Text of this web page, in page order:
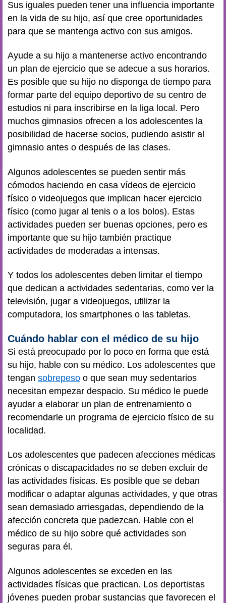
Sus iguales pueden tener una influencia importante
en la vida de su hijo, así que cree oportunidades
para que se mantenga activo con sus amigos.
Ayude a su hijo a mantenerse activo encontrando
un plan de ejercicio que se adecue a sus horarios.
Es posible que su hijo no disponga de tiempo para
formar parte del equipo deportivo de su centro de
estudios ni para inscribirse en la liga local. Pero
muchos gimnasios ofrecen a los adolescentes la
posibilidad de hacerse socios, pudiendo asistir al
gimnasio antes o después de las clases.
Algunos adolescentes se pueden sentir más
cómodos haciendo en casa vídeos de ejercicio
físico o videojuegos que implican hacer ejercicio
físico (como jugar al tenis o a los bolos). Estas
actividades pueden ser buenas opciones, pero es
importante que su hijo también practique
actividades de moderadas a intensas.
Y todos los adolescentes deben limitar el tiempo
que dedican a actividades sedentarias, como ver la
televisión, jugar a videojuegos, utilizar la
computadora, los smartphones o las tabletas.
Cuándo hablar con el médico de su hijo
Si está preocupado por lo poco en forma que está
su hijo, hable con su médico. Los adolescentes que
tengan sobrepeso o que sean muy sedentarios
necesitan empezar despacio. Su médico le puede
ayudar a elaborar un plan de entrenamiento o
recomendarle un programa de ejercicio físico de su
localidad.
Los adolescentes que padecen afecciones médicas
crónicas o discapacidades no se deben excluir de
las actividades físicas. Es posible que se deban
modificar o adaptar algunas actividades, y que otras
sean demasiado arriesgadas, dependiendo de la
afección concreta que padezcan. Hable con el
médico de su hijo sobre qué actividades son
seguras para él.
Algunos adolescentes se exceden en las
actividades físicas que practican. Los deportistas
jóvenes pueden probar sustancias que favorecen el